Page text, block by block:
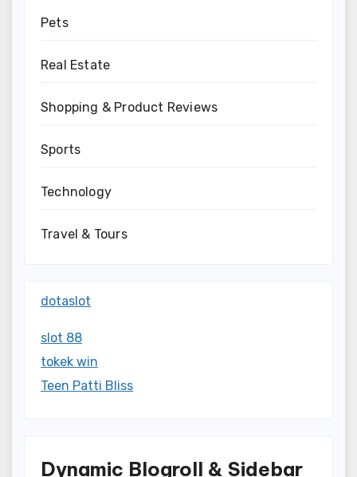
Pets
Real Estate
Shopping & Product Reviews
Sports
Technology
Travel & Tours
dotaslot
slot 88
tokek win
Teen Patti Bliss
Dynamic Blogroll & Sidebar